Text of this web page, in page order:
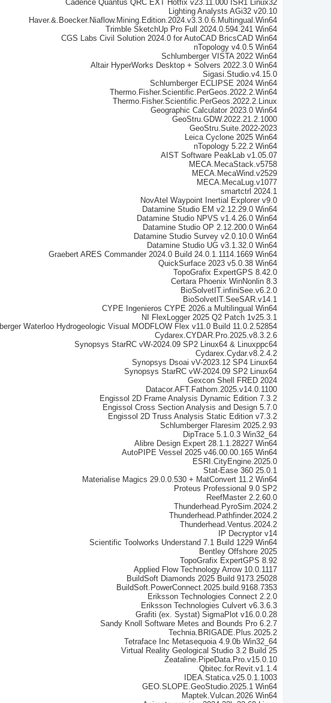
Cadence Quantus QRC EXT Hotfix v23.11.000 ISR1 Linux32
Lighting Analysts AGi32 v20.10
Haver.&.Boecker.Niaflow.Mining.Edition.2024.v3.3.0.6.Multingual.Win64
Trimble SketchUp Pro Full 2024.0.594.241 Win64
CGS Labs Civil Solution 2024.0 for AutoCAD BricsCAD Win64
nTopology v4.0.5 Win64
Schlumberger VISTA 2022 Win64
Altair HyperWorks Desktop + Solvers 2022.3.0 Win64
Sigasi.Studio.v4.15.0
Schlumberger ECLIPSE 2024 Win64
Thermo.Fisher.Scientific.PerGeos.2022.2.Win64
Thermo.Fisher.Scientific.PerGeos.2022.2.Linux
Geographic Calculator 2023.0 Win64
GeoStru.GDW.2022.21.2.1000
GeoStru.Suite.2022-2023
Leica Cyclone 2025 Win64
nTopology 5.22.2 Win64
AIST Software PeakLab v1.05.07
MECA.MecaStack.v5758
MECA.MecaWind.v2529
MECA.MecaLug.v1077
smartctrl 2024.1
NovAtel Waypoint Inertial Explorer v9.0
Datamine Studio EM v2.12.29.0 Win64
Datamine Studio NPVS v1.4.26.0 Win64
Datamine Studio OP 2.12.200.0 Win64
Datamine Studio Survey v2.0.10.0 Win64
Datamine Studio UG v3.1.32.0 Win64
Graebert ARES Commander 2024.0 Build 24.0.1.1114.1669 Win64
QuickSurface 2023 v5.0.38 Win64
TopoGrafix ExpertGPS 8.42.0
Certara Phoenix WinNonlin 8.3
BioSolvetIT.infiniSee.v6.2.0
BioSolvetIT.SeeSAR.v14.1
CYPE Ingenieros CYPE 2026.a Multilingual Win64
NI FlexLogger 2025 Q2 Patch 1v25.3.1
Waterloo Hydrogeologic Visual MODFLOW Flex v11.0 Build 11.0.2.52854
Cydarex.CYDAR.Pro.2025.v8.3.2.6
Synopsys StarRC vW-2024.09 SP2 Linux64 & Linuxppc64
Cydarex.Cydar.v8.2.4.2
Synopsys Dsoai vV-2023.12 SP4 Linux64
Synopsys StarRC vW-2024.09 SP2 Linux64
Gexcon Shell FRED 2024
Datacor.AFT.Fathom.2025.v14.0.1100
Engissol 2D Frame Analysis Dynamic Edition 7.3.2
Engissol Cross Section Analysis and Design 5.7.0
Engissol 2D Truss Analysis Static Edition v7.3.2
Schlumberger Flaresim 2025.2.93
DipTrace 5.1.0.3 Win32_64
Alibre Design Expert 28.1.1.28227 Win64
AutoPIPE Vessel 2025 v46.00.00.165 Win64
ESRI.CityEngine.2025.0
Stat-Ease 360 25.0.1
Materialise Magics 29.0.0.530 + MatConvert 11.2 Win64
Proteus Professional 9.0 SP2
ReefMaster 2.2.60.0
Thunderhead.PyroSim.2024.2
Thunderhead.Pathfinder.2024.2
Thunderhead.Ventus.2024.2
IP Decryptor v14
Scientific Toolworks Understand 7.1 Build 1229 Win64
Bentley Offshore 2025
TopoGrafix ExpertGPS 8.92
Applied Flow Technology Arrow 10.0.1117
BuildSoft Diamonds 2025 Build 9173.25028
BuildSoft.PowerConnect.2025.build.9168.7353
Eriksson Technologies Connect 2.2.0
Eriksson Technologies Culvert v6.3.6.3
Grafiti (ex. Systat) SigmaPlot v16.0.0.28
Sandy Knoll Software Metes and Bounds Pro 6.2.7
Technia.BRIGADE.Plus.2025.2
Tetraface Inc Metasequoia 4.9.0b Win32_64
Virtual Reality Geological Studio 3.2 Build 25
Zeataline.PipeData.Pro.v15.0.10
Qbitec.for.Revit.v1.1.4
IDEA.Statica.v25.0.1.1003
GEO.SLOPE.GeoStudio.2025.1 Win64
Maptek.Vulcan.2026 Win64